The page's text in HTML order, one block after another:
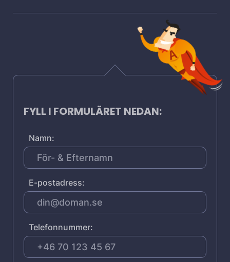
FYLL I FORMULÄRET NEDAN:
Namn:
E-postadress:
Telefonnummer: